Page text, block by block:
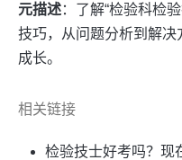
元描述：了解“检验科检
技巧，从问题分析到解
成长。
相关链接
检验技士好考吗？现